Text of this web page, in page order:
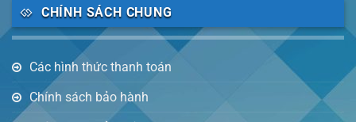
CHÍNH SÁCH CHUNG
Các hình thức thanh toán
Chính sách bảo hành